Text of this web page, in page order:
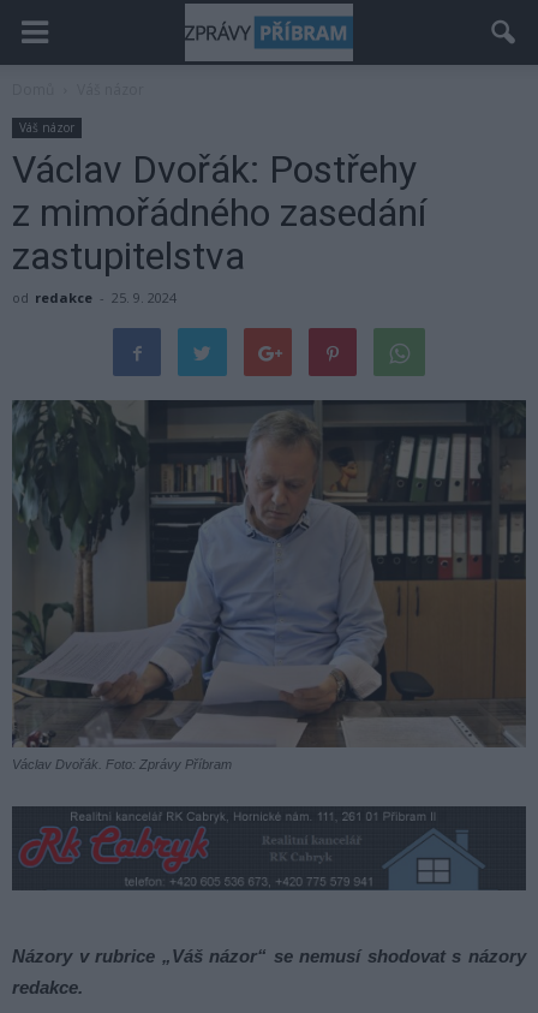
Váš názor
Václav Dvořák: Postřehy
z mimořádného zasedání
zastupitelstva
od redakce - 25. 9. 2024
Václav Dvořák. Foto: Zprávy Příbram
Názory v rubrice „Váš názor“ se nemusí shodovat s názory
redakce.